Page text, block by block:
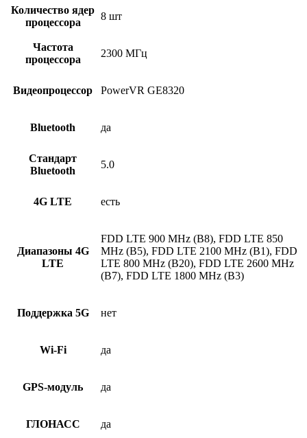
Количество ядер
процессора
8 шт
Частота
процессора
2300 МГц
Видеопроцессор PowerVR GE8320
Bluetooth да
Стандарт
Bluetooth
5.0
4G LTE есть
Диапазоны 4G
LTE
FDD LTE 900 MHz (B8), FDD LTE 850
MHz (B5), FDD LTE 2100 MHz (B1), FDD
LTE 800 MHz (B20), FDD LTE 2600 MHz
(B7), FDD LTE 1800 MHz (B3)
Поддержка 5G нет
Wi-Fi да
GPS-модуль да
ГЛОНАСС да